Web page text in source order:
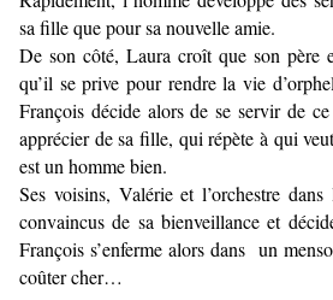
sa fille que pour sa nouvelle amie.
De son côté, Laura croît que son père
qu’il se prive pour rendre la vie
François décide alors de se servir de
apprécier de sa fille, qui répète à qui
est un homme bien.
Ses voisins, Valérie et l’orchestre
convaincus de sa bienveillance et
François s’enferme alors dans un
coûter cher…